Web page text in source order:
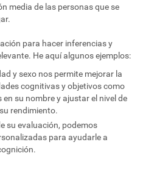
media de las personas que se
para hacer inferencias y
He aquí algunos ejemplos:
y sexo nos permite mejorar la
cognitivas y objetivos como
en su nombre y ajustar el nivel de
rendimiento.
su evaluación, podemos
para ayudarle a